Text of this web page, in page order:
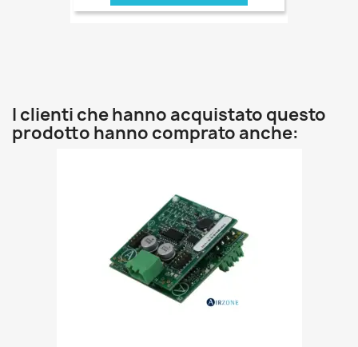
I clienti che hanno acquistato questo
prodotto hanno comprato anche: